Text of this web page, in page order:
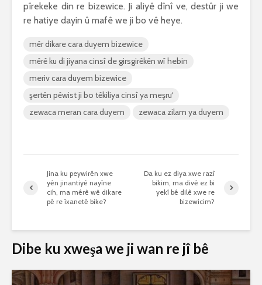
pîrekeke din re bizewice. Ji aliyê dînî ve, destûr ji we
re hatiye dayin û mafê we ji bo vê heye.
mêr dikare cara duyem bizewice
mêrê ku di jiyana cinsî de girsgirêkên wî hebin
meriv cara duyem bizewice
şertên pêwist ji bo têkiliya cinsî ya meşru‘
zewaca meran cara duyem
zewaca zilam ya duyem
Jina ku peywirên xwe
yên jinantiyê nayîne
cih, ma mêrê wê dikare
pê re îxanetê bike?
Da ku ez diya xwe razî
bikim, ma divê ez bi
yekî bê dilê xwe re
bizewicim?
Dibe ku xweşa we ji wan re jî bê